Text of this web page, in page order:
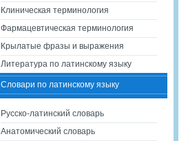
Клиническая терминология
Фармацевтическая терминология
Крылатые фразы и выражения
Литература по латинскому языку
Словари по латинскому языку
Русско-латинский словарь
Анатомический словарь